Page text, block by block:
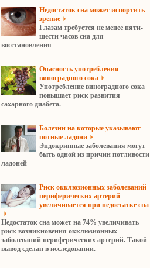
Недостаток сна может испортить
зрение
Глазам требуется не менее пяти-
шести часов сна для
восстановления
Опасность употребления
виноградного сока
Употребление виноградного сока
повышает риск развития
сахарного диабета.
Болезни на которые указывают
потные ладони
Эндокринные заболевания могут
быть одной из причин потливости
ладоней
Риск окклюзионных заболеваний
периферических артерий
увеличивается при недостатке сна
Недостаток сна может на 74% увеличивать
риск возникновения окклюзионных
заболеваний периферических артерий. Такой
вывод сделан в исследовании.